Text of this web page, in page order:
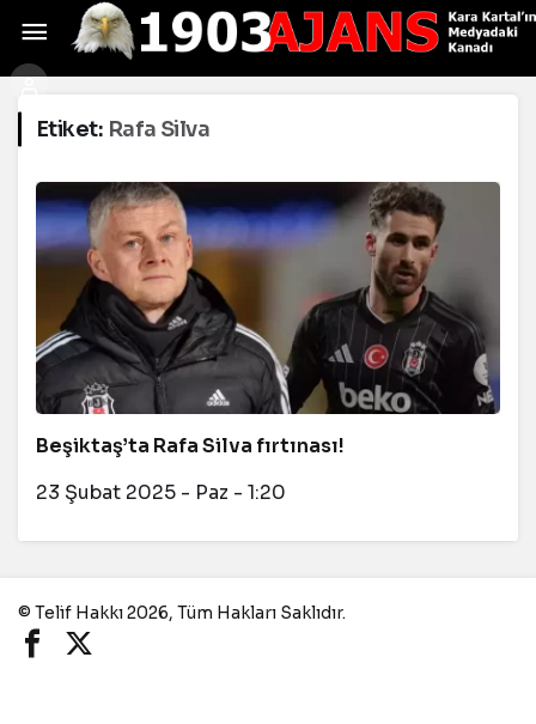
Etiket: Rafa Silva
Beşiktaş’ta Rafa Silva fırtınası!
23 Şubat 2025 - Paz - 1:20
© Telif Hakkı 2026, Tüm Hakları Saklıdır.